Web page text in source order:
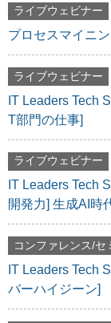
ライブウェビナー
プロセスマイニ
ライブウェビナー
IT Leaders Tech
T部門の仕事]
ライブウェビナー
IT Leaders Tech
開発力] 生成AI時
コンファレンス/セ
IT Leaders Tech
バーハイジーン]